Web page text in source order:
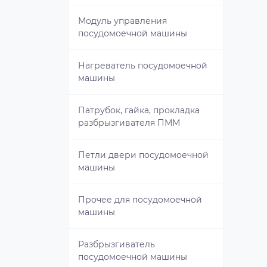
Таймер управления СВЧ
Тарелки для СВЧ
ТЭН СВЧ
Кран для газовой плиты
вентилятора плиты
варочной поверхности
духовки / переключатель
режимов плиты
Прочее для плиты
Модуль управления
посудомоечной машины
Нагреватель посудомоечной
машины
Патрубок, гайка, прокладка
разбрызгивателя ПММ
Петли двери посудомоечной
машины
Прочее для посудомоечной
машины
Разбрызгиватель
посудомоечной машины